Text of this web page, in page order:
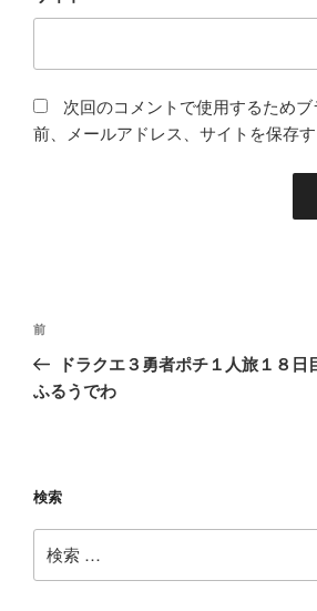
次回のコメントで使用するため
前、メールアドレス、サイトを保存す
投
ナ
シ
ョ
ン
過
去
の
前
ドラクエ３勇者ポチ１人旅１８
ふるうでわ
検索
索: